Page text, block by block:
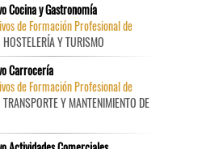
Cocina y Gastronomía
de Formación Profesional de
Y TURISMO
Carrocería
de Formación Profesional de
Y MANTENIMIENTO DE